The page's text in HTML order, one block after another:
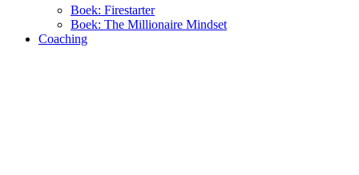
Boek: Firestarter
Boek: The Millionaire Mindset
Coaching